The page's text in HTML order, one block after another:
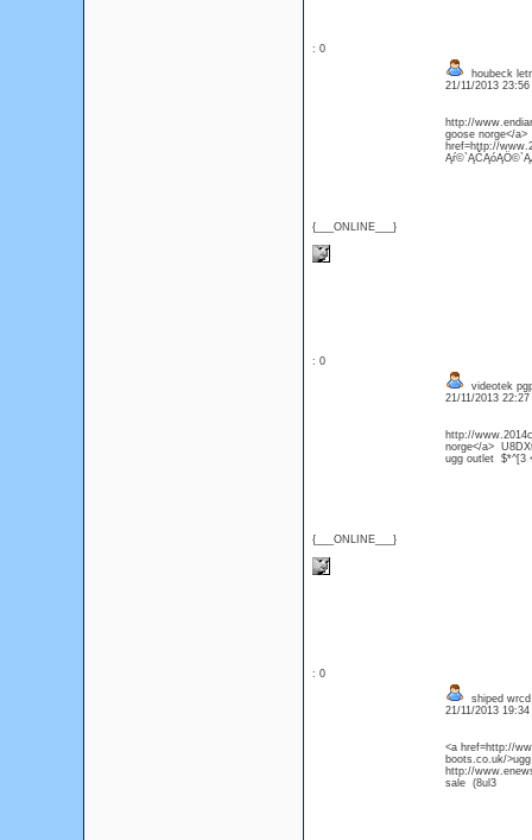
: 0
{___ONLINE___}
houbeck
21/11/2013
http://
goose norge</
href=http://
: 0
{___ONLINE___}
videotek
21/11/2013
http://
norge</a>
ugg outlet $*^[3
: 0
shiped
21/11/2013
<a href=http://
boots.co.uk/
http://
sale (8ul3